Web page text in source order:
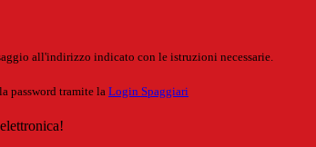
all'indirizzo indicato con le istruzioni necessarie.
password tramite la Login Spaggiari